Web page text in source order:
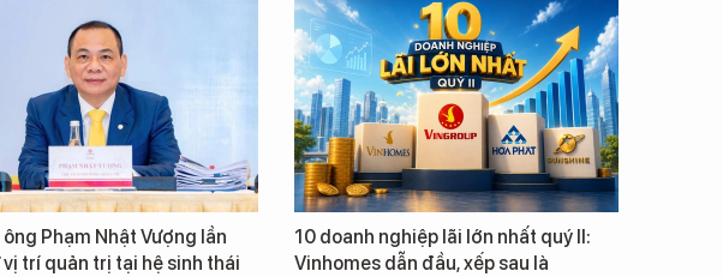
ông Phạm Nhật Vượng lần
trí quản trị tại hệ sinh thái
10 doanh nghiệp lãi lớn nhất quý II:
Vinhomes dẫn đầu, xếp sau là